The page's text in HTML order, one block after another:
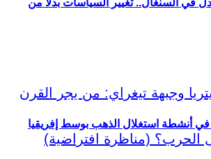
في السنغال.. تغيير السياسات بدلاً من
في أنشطة استغلال الذهب بوسط إفريقيا